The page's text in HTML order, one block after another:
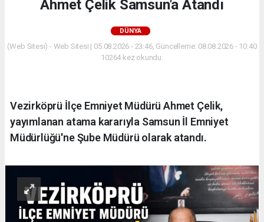
Ahmet Çelik Samsun'a Atandı
DÜNYA
(Web Sitesi) - Web Sitesi | 05.08.2026 - 23:46, Güncelleme: 08.08.2026 - 10:40
10264 kez okundu.
Vezirköprü İlçe Emniyet Müdürü Ahmet Çelik,
yayımlanan atama kararıyla Samsun İl Emniyet
Müdürlüğü'ne Şube Müdürü olarak atandı.